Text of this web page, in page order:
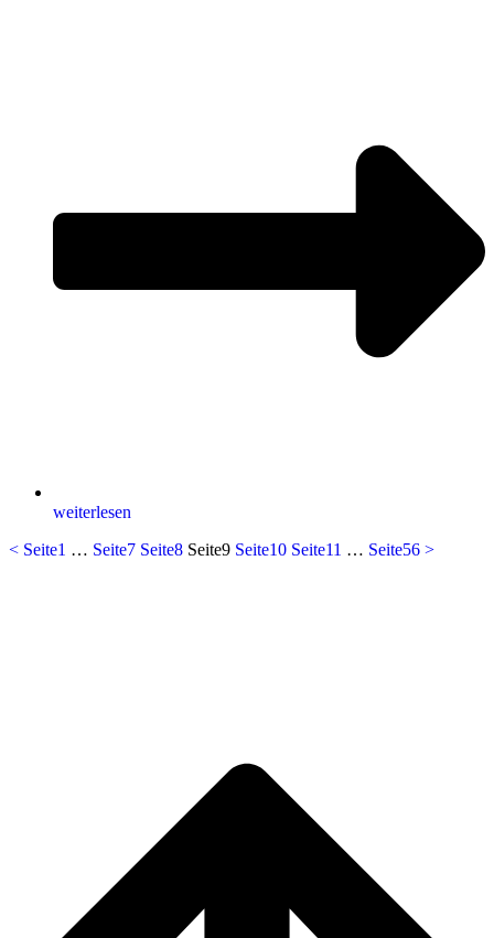
weiterlesen
< Seite1 … Seite7 Seite8 Seite9 Seite10 Seite11 … Seite56 >